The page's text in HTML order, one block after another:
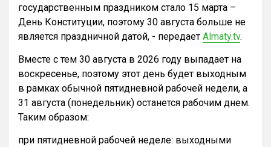
государственным праздником стало 15 марта –
День Конституции, поэтому 30 августа больше не
является праздничной датой, - передает Almaty.tv.
Вместе с тем 30 августа в 2026 году выпадает на
воскресенье, поэтому этот день будет выходным
в рамках обычной пятидневной рабочей недели, а
31 августа (понедельник) останется рабочим днем.
Таким образом:
при пятидневной рабочей неделе: выходными